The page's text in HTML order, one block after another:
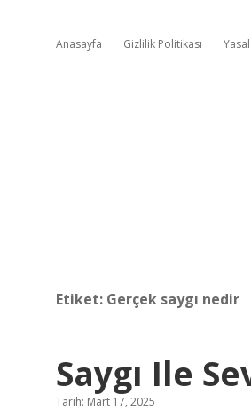
Anasayfa Gizlilik Politikası
Etiket: Gerçek saygı nedir
Saygı Ile
Tarih: Mart 17, 2025